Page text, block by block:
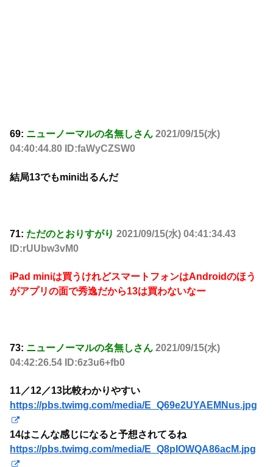
69: ニューノーマルの名無しさん 2021/09/15(水)
04:40:44.80 ID:faWyCZSW0
結局13でもmini出るんだ
71: ただのとおりすがり 2021/09/15(水) 04:41:34.43
ID:rUUbw3vM0
iPad miniは買うけれどスマートフォンはAndroidのほう
がアプリの面で秀逸だから13は買わないなー
73: ニューノーマルの名無しさん 2021/09/15(水)
04:42:26.54 ID:6z3u6+fb0
11／12／13比較わかりやすい
https://pbs.twimg.com/media/E_Q69e2UYAEMNus.jpg
14はこんな感じになると予想されてるね
https://pbs.twimg.com/media/E_Q8pIOWQA86acM.jpg